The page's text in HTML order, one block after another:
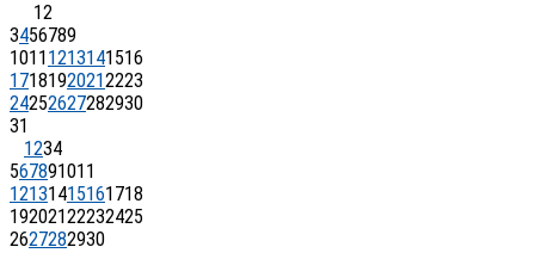
12
3456789
1011 1213141516
17181920212223
24252627282930
31
1234
567891011
12131415161718
19202122232425
2627282930